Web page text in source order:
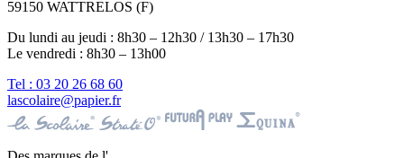
59150 WATTRELOS (F)
Du lundi au jeudi : 8h30 – 12h30 / 13h30 – 17h30
Le vendredi : 8h30 – 13h00
Tel : 03 20 26 68 60
lascolaire@papier.fr